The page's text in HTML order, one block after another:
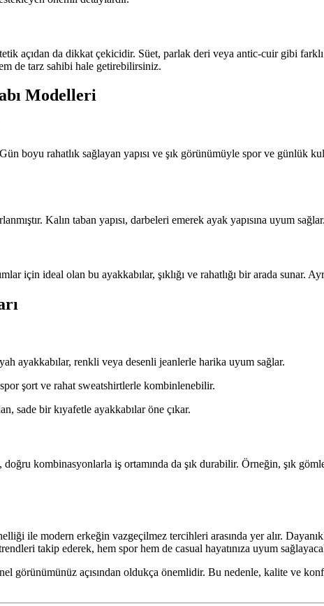
açıdan da dikkat çekicidir. Süet, parlak deri veya antic-cuir gibi farklı
de tarz sahibi hale getirebilirsiniz.
Modelleri
boyu rahatlık sağlayan yapısı ve şık görünümüyle spor ve günlük
Kalın taban yapısı, darbeleri emerek ayak yapısına uyum sağlar.
için ideal olan bu ayakkabılar, şıklığı ve rahatlığı bir arada sunar.
ayakkabılar, renkli veya desenli jeanlerle harika uyum sağlar.
şort ve rahat sweatshirtlerle kombinlenebilir.
sade bir kıyafetle ayakkabılar öne çıkar.
kombinasyonlarla iş ortamında da şık durabilir. Örneğin, şık
ile modern erkeğin vazgeçilmez tercihleri arasında yer alır.
takip ederek, hem spor hem de casual hayatınıza uyum
görünümünüz açısından oldukça önemlidir. Bu nedenle, kalite ve